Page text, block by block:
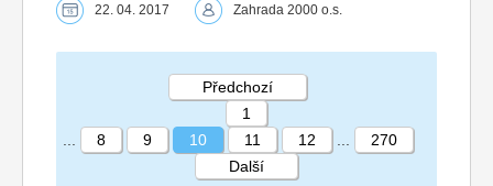
22. 04. 2017 Zahrada 2000 o.s.
STRÁNKA 10 270
Předchozí
1
8 9 10 11 12
270
Další